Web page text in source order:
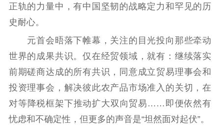
正轨的力量中，有中国坚韧的战略定力和罕见的历
史耐心。
元首会晤落下帷幕，关注的目光投向那些牵动
世界的成果共识。仅在经贸领域，就有：继续落实
前期磋商达成的所有共识，同意成立贸易理事会和
投资理事会，解决彼此农产品市场准入的关切，在
对等降税框架下推动扩大双向贸易……即便依然有
忧虑和不确定性，但更多的声音是“坦然面对起伏”。